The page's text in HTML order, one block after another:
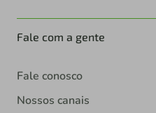
Fale com a gente
Fale conosco
Nossos canais